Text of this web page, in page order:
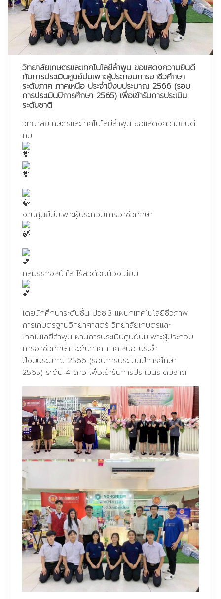
วิทยาลัยเกษตรและเทคโนโลยีลำพูน ขอแสดงความยินดี
กับการประเมินศูนย์บ่มเพาะผู้ประกอบการอาชีวศึกษา
ระดับภาค ภาคเหนือ ประจำปีงบประมาณ 2566 (รอบ
การประเมินปีการศึกษา 2565) เพื่อเข้ารับการประเมิน
ระดับชาติ
วิทยาลัยเกษตรและเทคโนโลยีลำพูน ขอแสดงความยินดี
กับ
งานศูนย์บ่มเพาะผู้ประกอบการอาชีวศึกษา
กลุ่มธุรกิจหน้าใส ไร้สิวด้วยน้องเนียม
โดยนักศึกษาระดับชั้น ปวช.3 แผนกเทคโนโลยีชีวภาพ
การเกษตรฐานวิทยาศาสตร์ วิทยาลัยเกษตรและ
เทคโนโลยีลำพูน ผ่านการประเมินศูนย์บ่มเพาะผู้ประกอบ
การอาชีวศึกษา ระดับภาค ภาคเหนือ ประจำ
ปีงบประมาณ 2566 (รอบการประเมินปีการศึกษา
2565) ระดับ 4 ดาว เพื่อเข้ารับการประเมินระดับชาติ